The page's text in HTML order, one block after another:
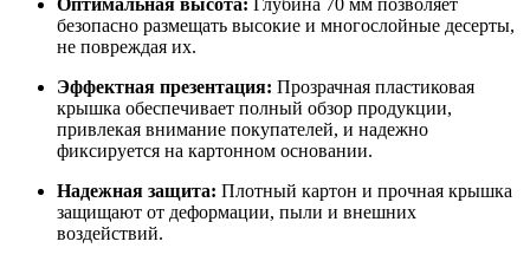
безопасно размещать высокие и многослойные десерты,
не повреждая их.
Эффектная презентация: Прозрачная пластиковая
крышка обеспечивает полный обзор продукции,
привлекая внимание покупателей, и надежно
фиксируется на картонном основании.
Надежная защита: Плотный картон и прочная крышка
защищают от деформации, пыли и внешних
воздействий.